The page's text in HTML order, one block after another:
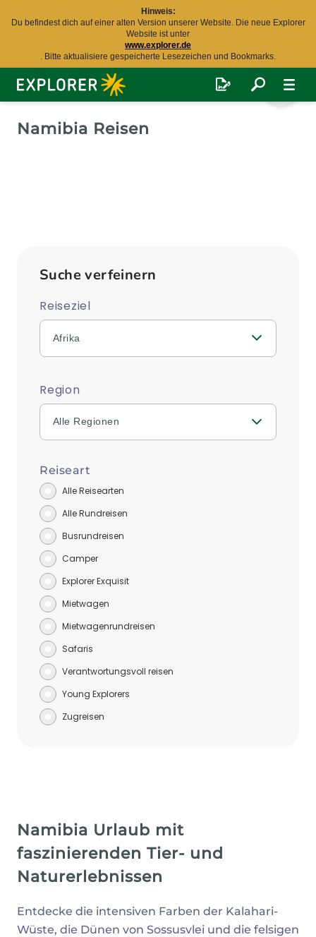
Hinweis:
Du befindest dich auf einer alten Version unserer Website. Die neue Explorer
Website ist unter
www.explorer.de
. Bitte aktualisiere gespeicherte Lesezeichen und Bookmarks.
Explorer
Fernreisen
Namibia Reisen
Suche verfeinern
Reiseziel
Afrika
Region
Alle Regionen
Reiseart
Alle Reisearten
Alle Rundreisen
Busrundreisen
Camper
Explorer Exquisit
Mietwagen
Mietwagenrundreisen
Safaris
Verantwortungsvoll reisen
Young Explorers
Zugreisen
Namibia Urlaub mit
faszinierenden Tier- und
Naturerlebnissen
Entdecke die intensiven Farben der Kalahari-
Wüste, die Dünen von Sossusvlei und die felsigen